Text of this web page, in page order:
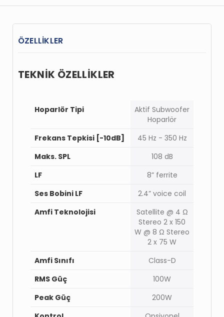
ÖZELLİKLER
TEKNİK ÖZELLİKLER
Hoparlör Tipi
Aktif Subwoofer
Hoparlör
Frekans Tepkisi [-10dB]
45 Hz - 350 Hz
Maks. SPL
108 dB
LF
8” ferrite
Ses Bobini LF
2.4” voice coil
Amfi Teknolojisi
Satellite @ 4 Ω
Stereo 2 x 150
W @ 8 Ω Stereo
2 x 75 W
Amfi Sınıfı
Class-D
RMS Güç
100W
Peak Güç
200W